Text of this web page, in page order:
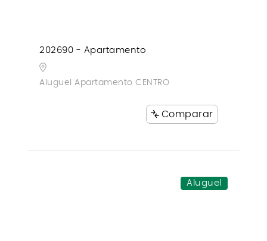
202690 - Apartamento
Aluguel Apartamento CENTRO
Comparar
Aluguel